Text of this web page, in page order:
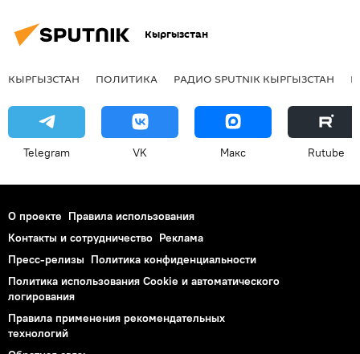
Кыргызстан
КЫРГЫЗСТАН ПОЛИТИКА РАДИО SPUTNIK КЫРГЫЗСТАН
Telegram VK Макс Rutube
О проекте Правила использования
Контакты и сотрудничество Реклама
Пресс-релизы Политика конфиденциальности
Политика использования Cookie и автоматического
логирования
Правила применения рекомендательных
технологий